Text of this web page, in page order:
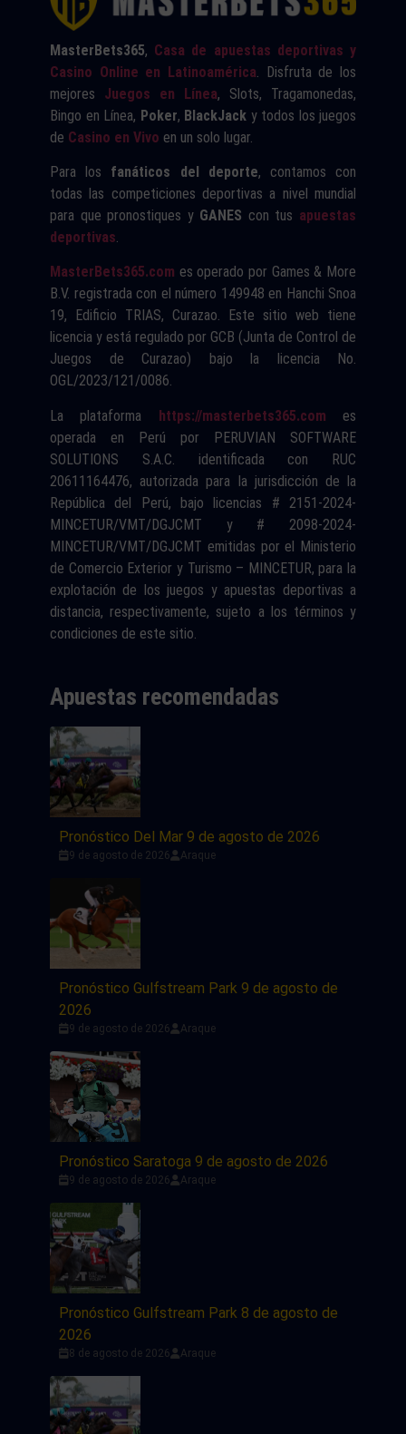
MasterBets365, Casa de apuestas deportivas y
Casino Online en Latinoamérica . Disfruta de los
mejores Juegos en Línea, Slots, Tragamonedas,
Bingo en Línea, Poker, BlackJack y todos los juegos
de Casino en Vivo en un solo lugar.
Para los fanáticos del deporte, contamos con
todas las competiciones deportivas a nivel mundial
para que pronostiques y GANES con tus apuestas
deportivas.
MasterBets365.com es operado por Games & More
B.V. registrada con el número 149948 en Hanchi Snoa
19, Edificio TRIAS, Curazao. Este sitio web tiene
licencia y está regulado por GCB (Junta de Control de
Juegos de Curazao) bajo la licencia No.
OGL/2023/121/0086.
La plataforma https://masterbets365.com es
operada en Perú por PERUVIAN SOFTWARE
SOLUTIONS S.A.C. identificada con RUC
20611164476, autorizada para la jurisdicción de la
República del Perú, bajo licencias # 2151-2024-
MINCETUR/VMT/DGJCMT y # 2098-2024-
MINCETUR/VMT/DGJCMT emitidas por el Ministerio
de Comercio Exterior y Turismo – MINCETUR, para la
explotación de los juegos y apuestas deportivas a
distancia, respectivamente, sujeto a los términos y
condiciones de este sitio.
Apuestas recomendadas
Pronóstico Del Mar 9 de agosto de 2026
9 de agosto de 2026 Araque
Pronóstico Gulfstream Park 9 de agosto de
2026
9 de agosto de 2026 Araque
Pronóstico Saratoga 9 de agosto de 2026
9 de agosto de 2026 Araque
Pronóstico Gulfstream Park 8 de agosto de
2026
8 de agosto de 2026 Araque